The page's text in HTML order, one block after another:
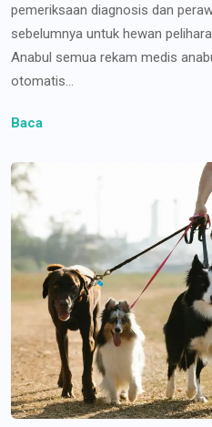
pemeriksaan diagnosis dan
sebelumnya untuk hewan
Anabul semua rekam medis
otomatis...
Baca